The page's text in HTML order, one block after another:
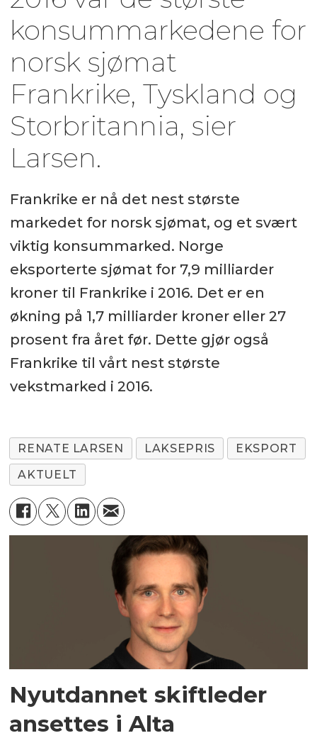
konsummarkedene for
norsk sjømat
Frankrike, Tyskland og
Storbritannia, sier
Larsen.
Frankrike er nå det nest største
markedet for norsk sjømat, og et svært
viktig konsummarked. Norge
eksporterte sjømat for 7,9 milliarder
kroner til Frankrike i 2016. Det er en
økning på 1,7 milliarder kroner eller 27
prosent fra året før. Dette gjør også
Frankrike til vårt nest største
vekstmarked i 2016.
RENATE LARSEN LAKSEPRIS
EKSPORT
AKTUELT
Nyutdannet skiftleder
ansettes i Alta